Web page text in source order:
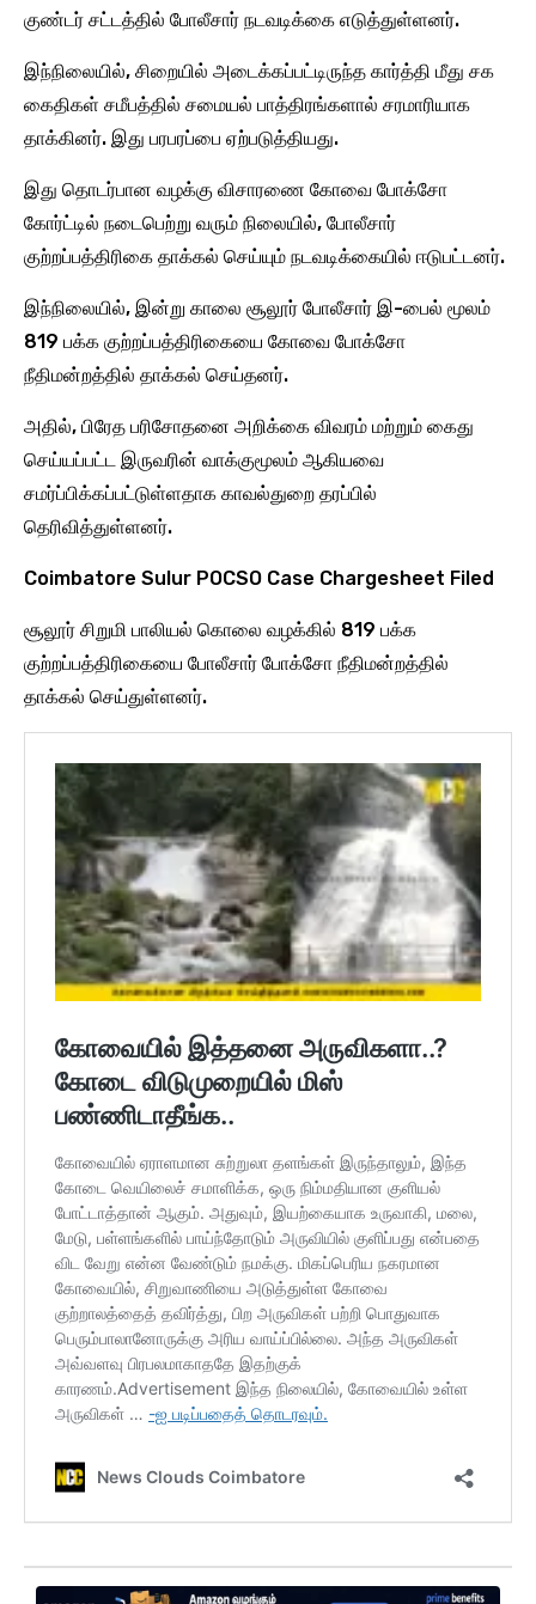
குண்டர் சட்டத்தில் போலீசார் நடவடிக்கை எடுத்துள்ளனர்.
இந்நிலையில், சிறையில் அடைக்கப்பட்டிருந்த கார்த்தி மீது சக
கைதிகள் சமீபத்தில் சமையல் பாத்திரங்களால் சரமாரியாக
தாக்கினர். இது பரபரப்பை ஏற்படுத்தியது.
இது தொடர்பான வழக்கு விசாரணை கோவை போக்சோ
கோர்ட்டில் நடைபெற்று வரும் நிலையில், போலீசார்
குற்றப்பத்திரிகை தாக்கல் செய்யும் நடவடிக்கையில் ஈடுபட்டனர்.
இந்நிலையில், இன்று காலை சூலூர் போலீசார் இ-பைல் மூலம்
819 பக்க குற்றப்பத்திரிகையை கோவை போக்சோ
நீதிமன்றத்தில் தாக்கல் செய்தனர்.
அதில், பிரேத பரிசோதனை அறிக்கை விவரம் மற்றும் கைது
செய்யப்பட்ட இருவரின் வாக்குமூலம் ஆகியவை
சமர்ப்பிக்கப்பட்டுள்ளதாக காவல்துறை தரப்பில்
தெரிவித்துள்ளனர்.
Coimbatore Sulur POCSO Case Chargesheet Filed
சூலூர் சிறுமி பாலியல் கொலை வழக்கில் 819 பக்க
குற்றப்பத்திரிகையை போலீசார் போக்சோ நீதிமன்றத்தில்
தாக்கல் செய்துள்ளனர்.